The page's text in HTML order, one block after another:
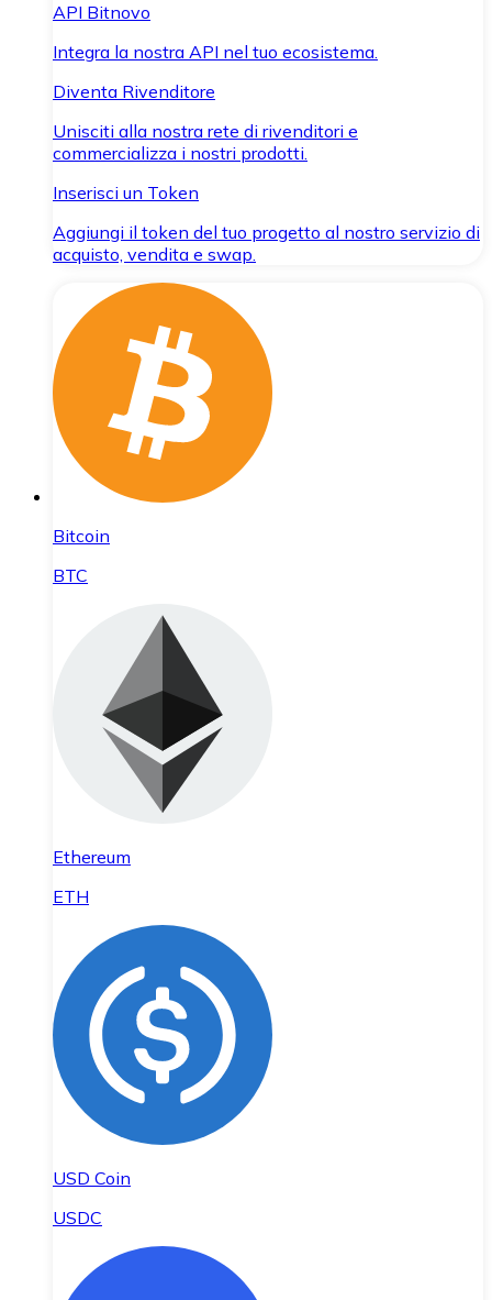
API Bitnovo
Integra la nostra API nel tuo ecosistema.
Diventa Rivenditore
Unisciti alla nostra rete di rivenditori e
commercializza i nostri prodotti.
Inserisci un Token
Aggiungi il token del tuo progetto al nostro servizio di
acquisto, vendita e swap.
Bitcoin
BTC
Ethereum
ETH
USD Coin
USDC